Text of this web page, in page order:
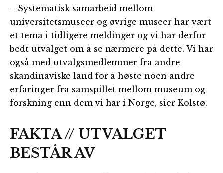
– Systematisk samarbeid mellom
universitetsmuseer og øvrige museer har vært
et tema i tidligere meldinger og vi har derfor
bedt utvalget om å se nærmere på dette. Vi har
også med utvalgsmedlemmer fra andre
skandinaviske land for å høste noen andre
erfaringer fra samspillet mellom museum og
forskning enn dem vi har i Norge, sier Kolstø.
FAKTA // UTVALGET
BESTÅR AV